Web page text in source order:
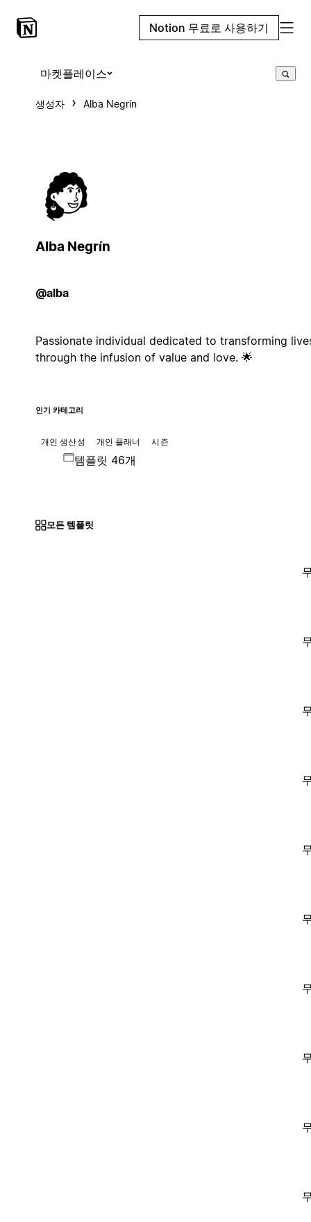
Notion 무료로 사용하기
마켓플레이스
생성자 Alba Negrín
Alba Negrín
@alba
Passionate individual dedicated to transforming
through the infusion of value and love. 🌟
인기 카테고리
개인 생산성 개인 플래너 시즌
템플릿 46개
모든 템플릿